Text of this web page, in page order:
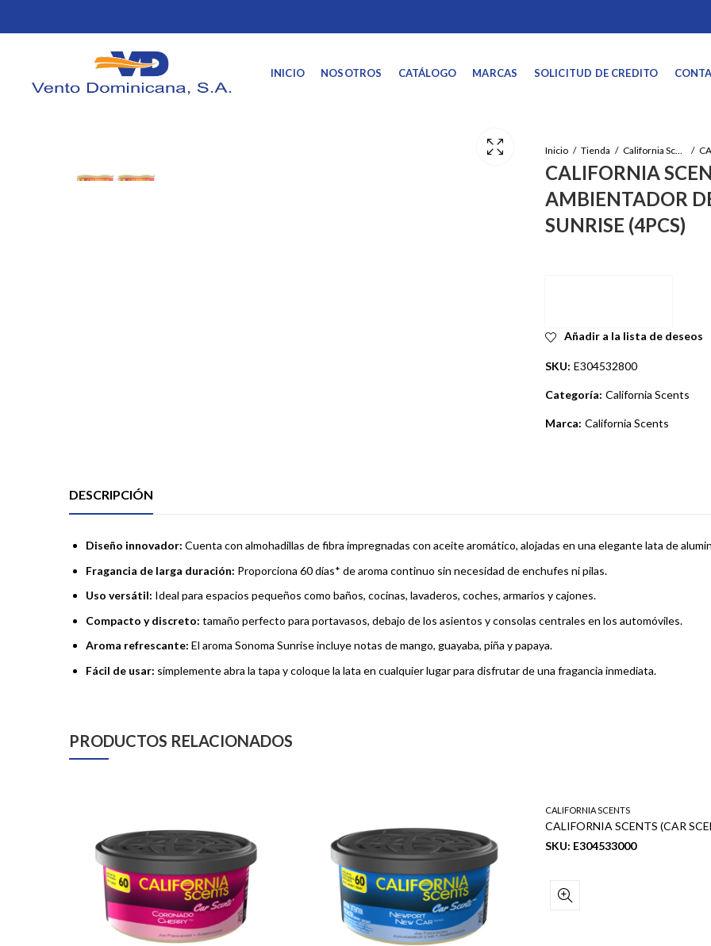
INICIO NOSOTROS CATÁLOGO MARCAS SOLICITUD DE CREDITO
Inicio Tienda California Scents
CALIFORNIA
AMBIENTADOR
SUNRISE (4PCS)
Añadir a la lista de deseos
SKU: E304532800
Categoría: California Scents
Marca: California Scents
DESCRIPCIÓN
Diseño innovador: Cuenta con almohadillas de fibra impregnadas con aceite aromático, alojadas en una elegante lata de
Fragancia de larga duración: Proporciona 60 días* de aroma continuo sin necesidad de enchufes ni pilas.
Uso versátil: Ideal para espacios pequeños como baños, cocinas, lavaderos, coches, armarios y cajones.
Compacto y discreto: tamaño perfecto para portavasos, debajo de los asientos y consolas centrales en los automóviles.
Aroma refrescante: El aroma Sonoma Sunrise incluye notas de mango, guayaba, piña y papaya.
Fácil de usar: simplemente abra la tapa y coloque la lata en cualquier lugar para disfrutar de una fragancia inmediata.
PRODUCTOS RELACIONADOS
CALIFORNIA SCENTS
SKU: E304533000